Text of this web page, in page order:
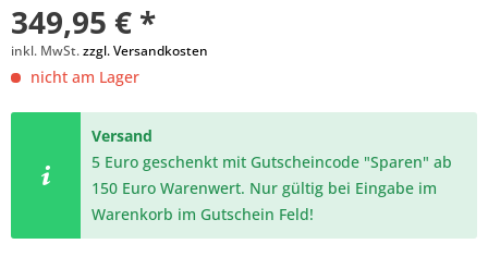
349,95 € *
inkl. MwSt.zzgl. Versandkosten
nicht am Lager
Versand
5 Euro geschenkt mit Gutscheincode "Sparen" ab
150 Euro Warenwert. Nur gültig bei Eingabe im
Warenkorb im Gutschein Feld!